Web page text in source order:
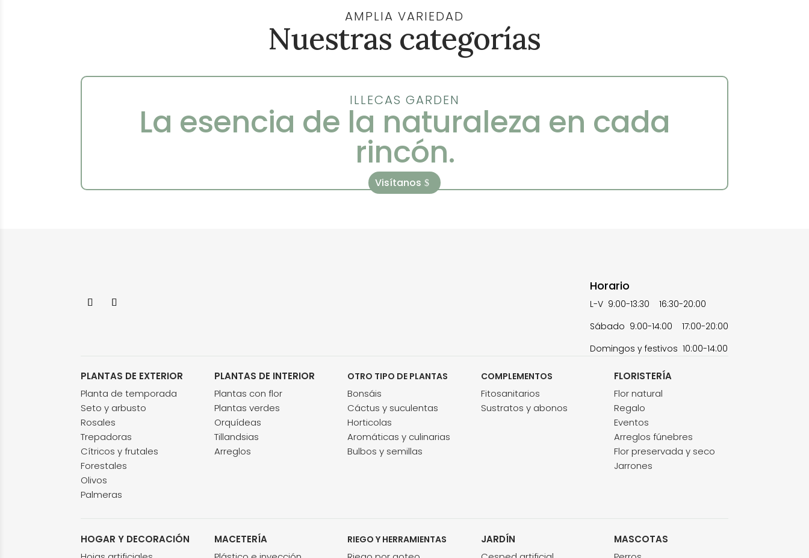
AMPLIA VARIEDAD
Nuestras categorías
ILLECAS GARDEN
La esencia de la naturaleza en cada
rincón.
Visítanos
Horario
L-V 9:00-13:30 16:30-20:00
Sábado 9:00-14:00 17:00-20:00
Domingos y festivos 10:00-14:00
PLANTAS DE EXTERIOR
Planta de temporada
Seto y arbusto
Rosales
Trepadoras
Cítricos y frutales
Forestales
Olivos
Palmeras
PLANTAS DE INTERIOR
Plantas con flor
Plantas verdes
Orquídeas
Tillandsias
Arreglos
OTRO TIPO DE PLANTAS
Bonsáis
Cáctus y suculentas
Horticolas
Aromáticas y culinarias
Bulbos y semillas
COMPLEMENTOS
Fitosanitarios
Sustratos y abonos
FLORISTERÍA
Flor natural
Regalo
Eventos
Arreglos fúnebres
Flor preservada y seco
Jarrones
HOGAR Y DECORACIÓN
MACETERÍA
RIEGO Y HERRAMIENTAS
JARDÍN
MASCOTAS